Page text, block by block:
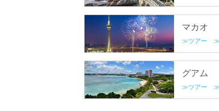
マカオ
ツアー
グアム
ツアー